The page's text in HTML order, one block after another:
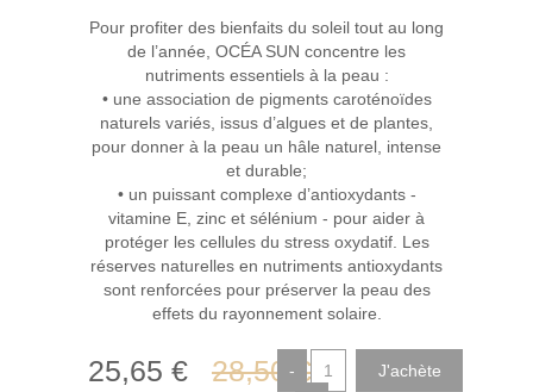
Pour profiter des bienfaits du soleil tout au long
de l’année, OCÉA SUN concentre les
nutriments essentiels à la peau :
• une association de pigments caroténoïdes
naturels variés, issus d’algues et de plantes,
pour donner à la peau un hâle naturel, intense
et durable;
• un puissant complexe d’antioxydants -
vitamine E, zinc et sélénium - pour aider à
protéger les cellules du stress oxydatif. Les
réserves naturelles en nutriments antioxydants
sont renforcées pour préserver la peau des
effets du rayonnement solaire.
25,65 € 28,50 €
-